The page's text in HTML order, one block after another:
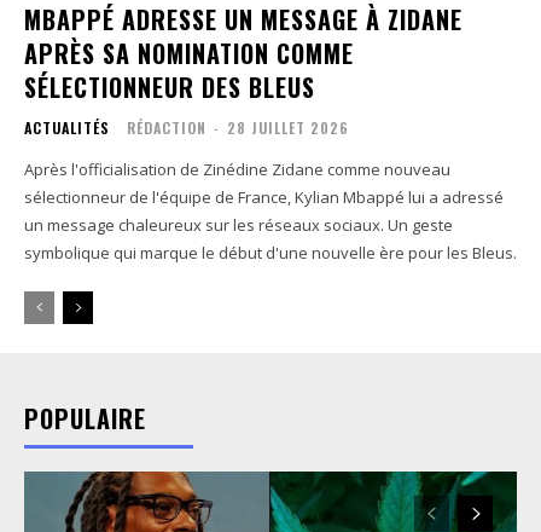
MBAPPÉ ADRESSE UN MESSAGE À ZIDANE
APRÈS SA NOMINATION COMME
SÉLECTIONNEUR DES BLEUS
ACTUALITÉS RÉDACTION - 28 JUILLET 2026
Après l'officialisation de Zinédine Zidane comme nouveau
sélectionneur de l'équipe de France, Kylian Mbappé lui a adressé
un message chaleureux sur les réseaux sociaux. Un geste
symbolique qui marque le début d'une nouvelle ère pour les Bleus.
POPULAIRE